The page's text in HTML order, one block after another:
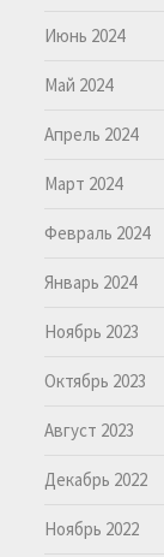
Июнь 2024
Май 2024
Апрель 2024
Март 2024
Февраль 2024
Январь 2024
Ноябрь 2023
Октябрь 2023
Август 2023
Декабрь 2022
Ноябрь 2022